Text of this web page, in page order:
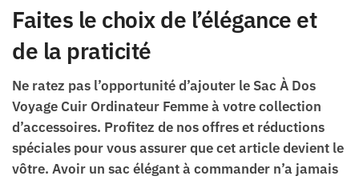
Faites le choix de l’élégance et
de la praticité
Ne ratez pas l’opportunité d’ajouter le Sac À Dos
Voyage Cuir Ordinateur Femme à votre collection
d’accessoires. Profitez de nos offres et réductions
spéciales pour vous assurer que cet article devient le
vôtre. Avoir un sac élégant à commander n’a jamais